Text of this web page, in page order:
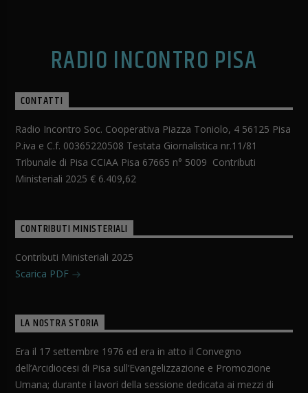
RADIO INCONTRO PISA
CONTATTI
Radio Incontro Soc. Cooperativa Piazza Toniolo, 4 56125 Pisa
P.iva e C.f. 00365220508 Testata Giornalistica nr.11/81
Tribunale di Pisa CCIAA Pisa 67665 n° 5009 Contributi
Ministeriali 2025 € 6.409,62
CONTRIBUTI MINISTERIALI
Contributi Ministeriali 2025
Scarica PDF
LA NOSTRA STORIA
Era il 17 settembre 1976 ed era in atto il Convegno
dell’Arcidiocesi di Pisa sull’Evangelizzazione e Promozione
Umana; durante i lavori della sessione dedicata ai mezzi di